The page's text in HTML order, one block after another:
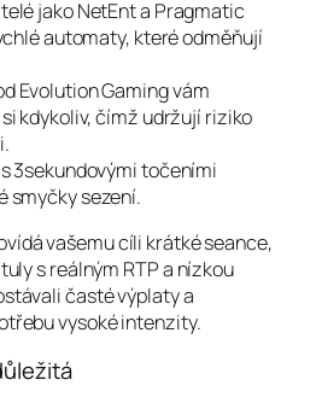
jako NetEnt a Pragmatic
automaty, které odměňují
Evolution Gaming vám
kdykoliv, čímž udržují riziko
3sekundovými točeními
smyčky sezení.
vašemu cíli krátké seance,
s reálným RTP a nízkou
časté výplaty a
vysoké intenzity.